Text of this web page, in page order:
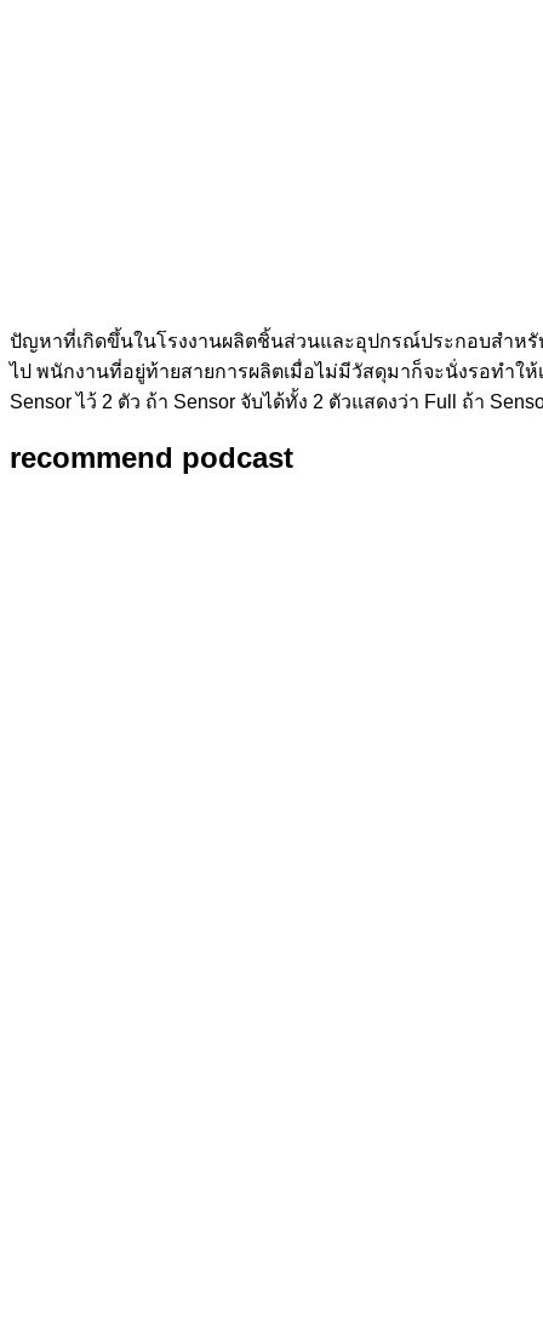
ปัญหาที่เกิดขึ้นในโรงงานผลิตชิ้นส่วนและอุปกรณ์ประกอบสำหรั
ไป พนักงานที่อยู่ท้ายสายการผลิตเมื่อไม่มีวัสดุมาก็จะนั่งรอทำให้
Sensor ไว้ 2 ตัว ถ้า Sensor จับได้ทั้ง 2 ตัวแสดงว่า Full ถ้า
recommend podcast